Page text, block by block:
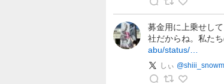
の
投
稿
T
A
K
募金用に上乗せし
社だからね。私た
abu/status/…
しぃ @